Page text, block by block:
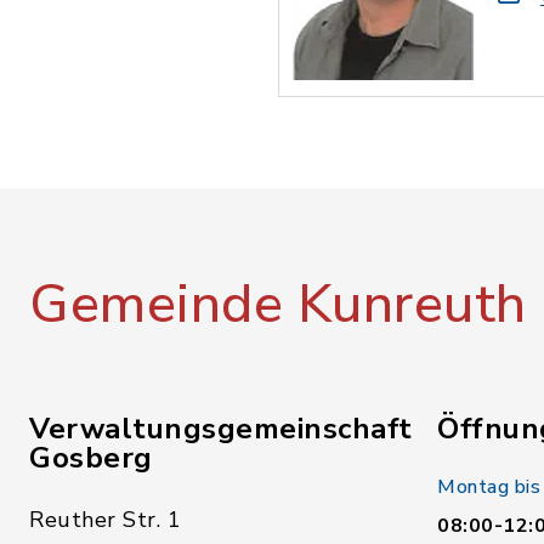
Gemeinde Kunreuth
Verwaltungsgemeinschaft
Gosberg
Reuther Str. 1
Montag
08:00-